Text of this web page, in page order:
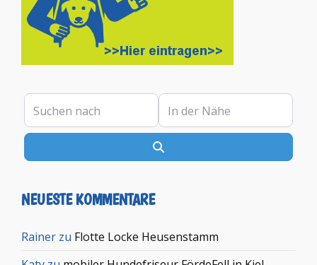
Suchen nach In der Nähe
NEUESTE KOMMENTARE
Rainer zu Flotte Locke Heusenstamm